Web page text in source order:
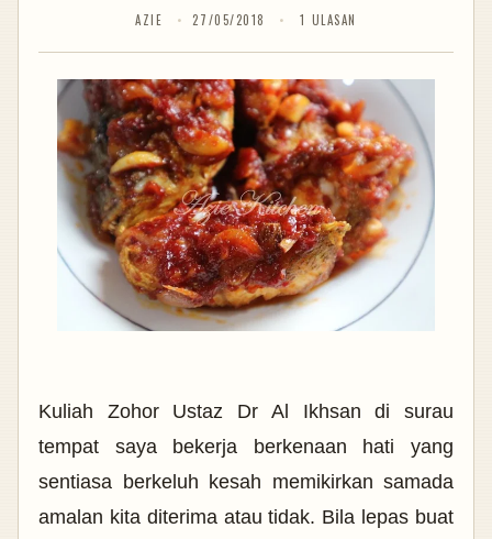
AZIE 27/05/2018 1 ULASAN
Kuliah Zohor Ustaz Dr Al Ikhsan di surau
tempat saya bekerja berkenaan hati yang
sentiasa berkeluh kesah memikirkan samada
amalan kita diterima atau tidak. Bila lepas buat